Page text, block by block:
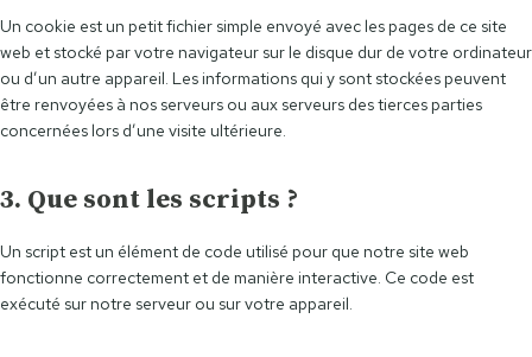
Un cookie est un petit fichier simple envoyé avec les pages de ce site
web et stocké par votre navigateur sur le disque dur de votre ordinateur
ou d’un autre appareil. Les informations qui y sont stockées peuvent
être renvoyées à nos serveurs ou aux serveurs des tierces parties
concernées lors d’une visite ultérieure.
3. Que sont les scripts ?
Un script est un élément de code utilisé pour que notre site web
fonctionne correctement et de manière interactive. Ce code est
exécuté sur notre serveur ou sur votre appareil.